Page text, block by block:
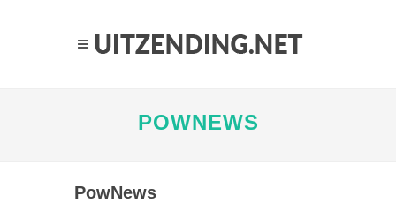
POWNEWS
PowNews